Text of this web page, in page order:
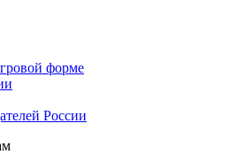
форме
России